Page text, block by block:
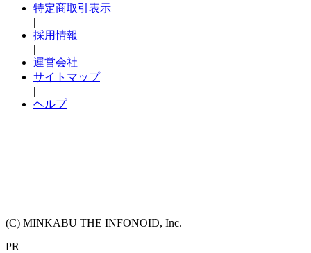
特定商取引表示
|
採用情報
|
運営会社
サイトマップ
|
ヘルプ
(C) MINKABU THE INFONOID, Inc.
PR